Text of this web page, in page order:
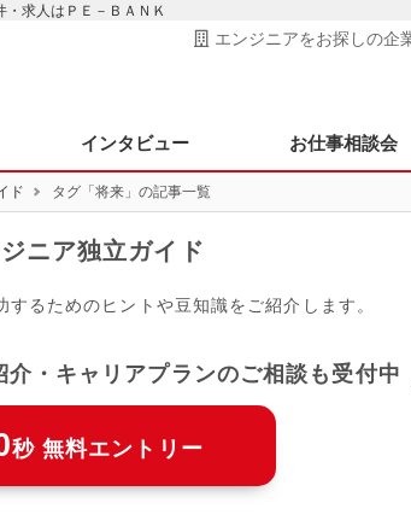
求人はＰＥ－ＢＡＮＫ
エンジニアをお探しの企
インタビュー お仕事相談会
ド タグ「将来」の記事一覧
ニア独立ガイド
るためのヒントや豆知識をご紹介します。
介・キャリアプランのご相談も受付中
秒 無料エントリー